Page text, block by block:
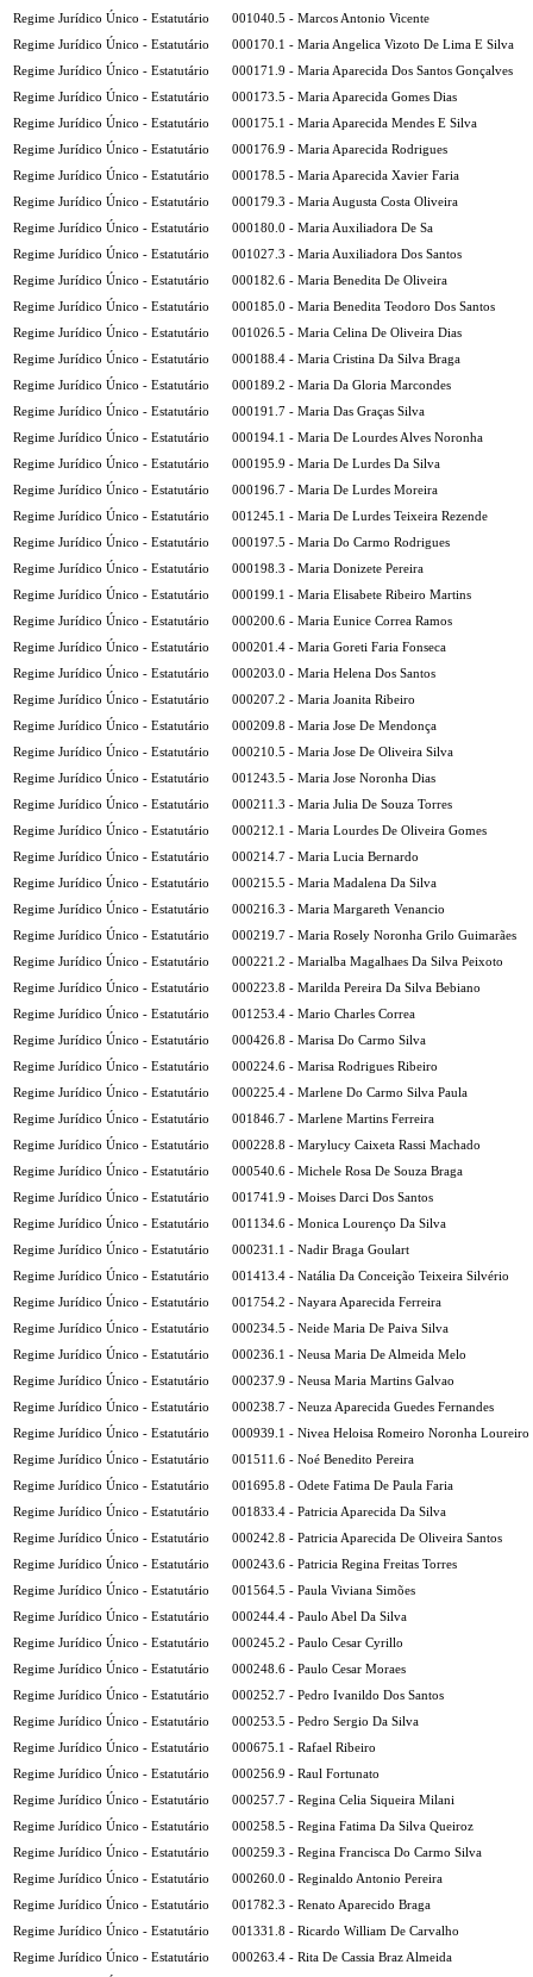
Regime Jurídico Único - Estatutário
001040.5 - Marcos Antonio Vicente
Regime Jurídico Único - Estatutário
000170.1 - Maria Angelica Vizoto De Lima E Silva
Regime Jurídico Único - Estatutário
000171.9 - Maria Aparecida Dos Santos Gonçalves
Regime Jurídico Único - Estatutário
000173.5 - Maria Aparecida Gomes Dias
Regime Jurídico Único - Estatutário
000175.1 - Maria Aparecida Mendes E Silva
Regime Jurídico Único - Estatutário
000176.9 - Maria Aparecida Rodrigues
Regime Jurídico Único - Estatutário
000178.5 - Maria Aparecida Xavier Faria
Regime Jurídico Único - Estatutário
000179.3 - Maria Augusta Costa Oliveira
Regime Jurídico Único - Estatutário
000180.0 - Maria Auxiliadora De Sa
Regime Jurídico Único - Estatutário
001027.3 - Maria Auxiliadora Dos Santos
Regime Jurídico Único - Estatutário
000182.6 - Maria Benedita De Oliveira
Regime Jurídico Único - Estatutário
000185.0 - Maria Benedita Teodoro Dos Santos
Regime Jurídico Único - Estatutário
001026.5 - Maria Celina De Oliveira Dias
Regime Jurídico Único - Estatutário
000188.4 - Maria Cristina Da Silva Braga
Regime Jurídico Único - Estatutário
000189.2 - Maria Da Gloria Marcondes
Regime Jurídico Único - Estatutário
000191.7 - Maria Das Graças Silva
Regime Jurídico Único - Estatutário
000194.1 - Maria De Lourdes Alves Noronha
Regime Jurídico Único - Estatutário
000195.9 - Maria De Lurdes Da Silva
Regime Jurídico Único - Estatutário
000196.7 - Maria De Lurdes Moreira
Regime Jurídico Único - Estatutário
001245.1 - Maria De Lurdes Teixeira Rezende
Regime Jurídico Único - Estatutário
000197.5 - Maria Do Carmo Rodrigues
Regime Jurídico Único - Estatutário
000198.3 - Maria Donizete Pereira
Regime Jurídico Único - Estatutário
000199.1 - Maria Elisabete Ribeiro Martins
Regime Jurídico Único - Estatutário
000200.6 - Maria Eunice Correa Ramos
Regime Jurídico Único - Estatutário
000201.4 - Maria Goreti Faria Fonseca
Regime Jurídico Único - Estatutário
000203.0 - Maria Helena Dos Santos
Regime Jurídico Único - Estatutário
000207.2 - Maria Joanita Ribeiro
Regime Jurídico Único - Estatutário
000209.8 - Maria Jose De Mendonça
Regime Jurídico Único - Estatutário
000210.5 - Maria Jose De Oliveira Silva
Regime Jurídico Único - Estatutário
001243.5 - Maria Jose Noronha Dias
Regime Jurídico Único - Estatutário
000211.3 - Maria Julia De Souza Torres
Regime Jurídico Único - Estatutário
000212.1 - Maria Lourdes De Oliveira Gomes
Regime Jurídico Único - Estatutário
000214.7 - Maria Lucia Bernardo
Regime Jurídico Único - Estatutário
000215.5 - Maria Madalena Da Silva
Regime Jurídico Único - Estatutário
000216.3 - Maria Margareth Venancio
Regime Jurídico Único - Estatutário
000219.7 - Maria Rosely Noronha Grilo Guimarães
Regime Jurídico Único - Estatutário
000221.2 - Marialba Magalhaes Da Silva Peixoto
Regime Jurídico Único - Estatutário
000223.8 - Marilda Pereira Da Silva Bebiano
Regime Jurídico Único - Estatutário
001253.4 - Mario Charles Correa
Regime Jurídico Único - Estatutário
000426.8 - Marisa Do Carmo Silva
Regime Jurídico Único - Estatutário
000224.6 - Marisa Rodrigues Ribeiro
Regime Jurídico Único - Estatutário
000225.4 - Marlene Do Carmo Silva Paula
Regime Jurídico Único - Estatutário
001846.7 - Marlene Martins Ferreira
Regime Jurídico Único - Estatutário
000228.8 - Marylucy Caixeta Rassi Machado
Regime Jurídico Único - Estatutário
000540.6 - Michele Rosa De Souza Braga
Regime Jurídico Único - Estatutário
001741.9 - Moises Darci Dos Santos
Regime Jurídico Único - Estatutário
001134.6 - Monica Lourenço Da Silva
Regime Jurídico Único - Estatutário
000231.1 - Nadir Braga Goulart
Regime Jurídico Único - Estatutário
001413.4 - Natália Da Conceição Teixeira Silvério
Regime Jurídico Único - Estatutário
001754.2 - Nayara Aparecida Ferreira
Regime Jurídico Único - Estatutário
000234.5 - Neide Maria De Paiva Silva
Regime Jurídico Único - Estatutário
000236.1 - Neusa Maria De Almeida Melo
Regime Jurídico Único - Estatutário
000237.9 - Neusa Maria Martins Galvao
Regime Jurídico Único - Estatutário
000238.7 - Neuza Aparecida Guedes Fernandes
Regime Jurídico Único - Estatutário
000939.1 - Nivea Heloisa Romeiro Noronha Loureiro
Regime Jurídico Único - Estatutário
001511.6 - Noé Benedito Pereira
Regime Jurídico Único - Estatutário
001695.8 - Odete Fatima De Paula Faria
Regime Jurídico Único - Estatutário
001833.4 - Patricia Aparecida Da Silva
Regime Jurídico Único - Estatutário
000242.8 - Patricia Aparecida De Oliveira Santos
Regime Jurídico Único - Estatutário
000243.6 - Patricia Regina Freitas Torres
Regime Jurídico Único - Estatutário
001564.5 - Paula Viviana Simões
Regime Jurídico Único - Estatutário
000244.4 - Paulo Abel Da Silva
Regime Jurídico Único - Estatutário
000245.2 - Paulo Cesar Cyrillo
Regime Jurídico Único - Estatutário
000248.6 - Paulo Cesar Moraes
Regime Jurídico Único - Estatutário
000252.7 - Pedro Ivanildo Dos Santos
Regime Jurídico Único - Estatutário
000253.5 - Pedro Sergio Da Silva
Regime Jurídico Único - Estatutário
000675.1 - Rafael Ribeiro
Regime Jurídico Único - Estatutário
000256.9 - Raul Fortunato
Regime Jurídico Único - Estatutário
000257.7 - Regina Celia Siqueira Milani
Regime Jurídico Único - Estatutário
000258.5 - Regina Fatima Da Silva Queiroz
Regime Jurídico Único - Estatutário
000259.3 - Regina Francisca Do Carmo Silva
Regime Jurídico Único - Estatutário
000260.0 - Reginaldo Antonio Pereira
Regime Jurídico Único - Estatutário
001782.3 - Renato Aparecido Braga
Regime Jurídico Único - Estatutário
001331.8 - Ricardo William De Carvalho
Regime Jurídico Único - Estatutário
000263.4 - Rita De Cassia Braz Almeida